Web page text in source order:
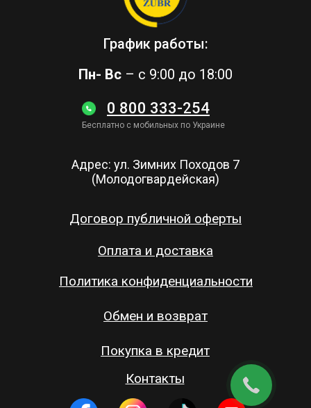
Политика конфиденциальности
Оплата и доставка
Обмен и возврат
Покупка в кредит
Договор публичной оферты
Контакты
График работы:
Пн- Вс – с 9:00 до 18:00
Адрес: ул. Зимних Походов 7
(Молодогвардейская)
0 800 333-254
Бесплатно с мобильных по Украине